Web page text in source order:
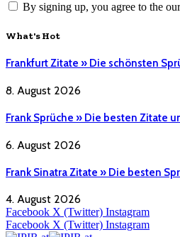
By signing up, you agree to the
What's Hot
Frankfurt Zitate » Die schönsten
8. August 2026
Frank Sprüche » Die besten Zitate
6. August 2026
Frank Sinatra Zitate » Die besten
4. August 2026
Facebook X (Twitter) Instagram
Facebook X (Twitter) Instagram